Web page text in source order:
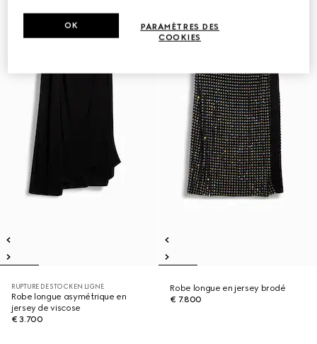
RUPTURE DE STOCK EN LIGNE
Robe longue asymétrique en
jersey de viscose
€ 3.700
Robe longue en jersey brodé
€ 7.800
PARAMÈTRES DES
COOKIES
OK